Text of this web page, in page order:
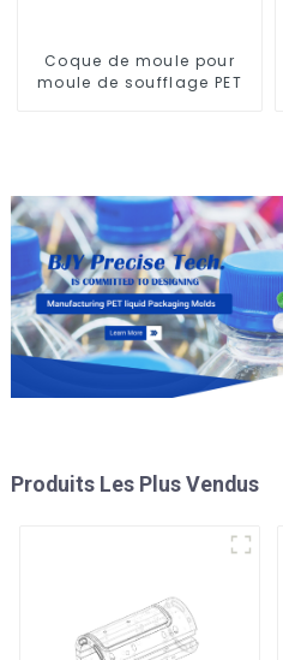
Coque de moule pour
moule de soufflage PET
Produits Les Plus Vendus